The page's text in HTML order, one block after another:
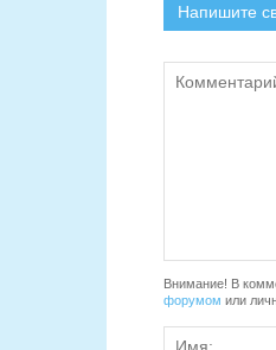
Напишите
Внимание! В
форумом или